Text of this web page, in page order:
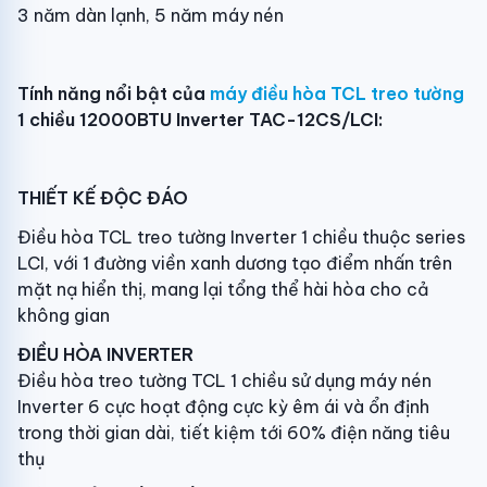
3 năm dàn lạnh, 5 năm máy nén
Tính năng nổi bật của máy điều hòa TCL treo tường
1 chiều 12000BTU Inverter TAC-12CS/LCI:
THIẾT KẾ ĐỘC ĐÁO
Điều hòa TCL treo tường Inverter 1 chiều thuộc series
LCI, với 1 đường viền xanh dương tạo điểm nhấn trên
mặt nạ hiển thị, mang lại tổng thể hài hòa cho cả
không gian
ĐIỀU HÒA INVERTER
Điều hòa treo tường TCL 1 chiều sử dụng máy nén
Inverter 6 cực hoạt động cực kỳ êm ái và ổn định
trong thời gian dài, tiết kiệm tới 60% điện năng tiêu
thụ